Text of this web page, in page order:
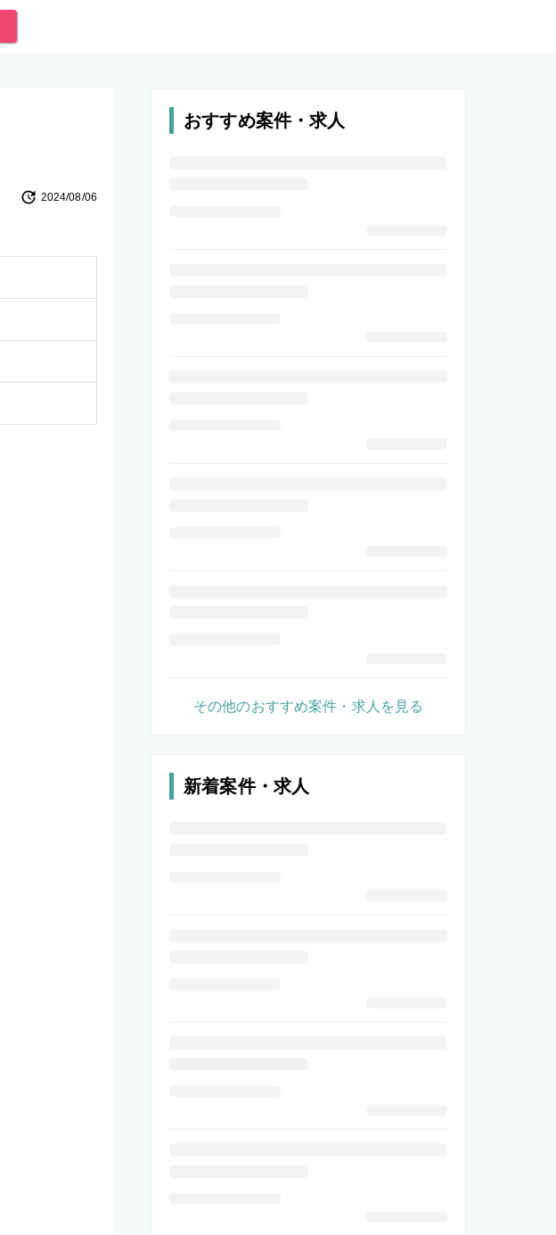
2024/08/06
おすすめ案件・求人
その他のおすすめ案件・求人を見る
新着案件・求人